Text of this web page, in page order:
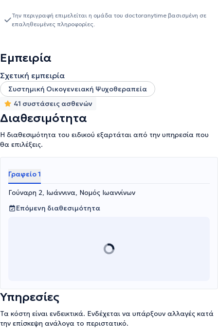
Θεραπευτή, κατόπιν παρακολούθησης 4ετούς προγράμματος
στην Συστημική προσέγγιση. Την πρακτική του εξάσκηση την
Συμβουλευτικής.
Την περιγραφή επιμελείται η ομάδα του doctoranytime βασισμένη σε
επαληθευμένες πληροφορίες.
Εμπειρία
Σχετική εμπειρία
Συστημική Οικογενειακή Ψυχοθεραπεία
41 συστάσεις ασθενών
Διαθεσιμότητα
Η διαθεσιμότητα του ειδικού εξαρτάται από την υπηρεσία που
θα επιλέξεις.
Γραφείο 1
Γούναρη 2, Ιωάννινα, Νομός Ιωαννίνων
Επόμενη διαθεσιμότητα
Υπηρεσίες
Τα κόστη είναι ενδεικτικά. Ενδέχεται να υπάρξουν αλλαγές κατά
την επίσκεψη ανάλογα το περιστατικό.